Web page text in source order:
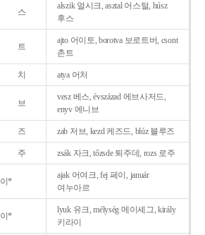
스
alszik 얼시크, asztal 어스털, húsz
후스
트
ajto 어이토, borotva 보로트버, csont
촌트
치 atya 어처
브
vesz 베스, évszázad 에브사저드,
enyv 에니브
즈 zab 저브, kezd 케즈드, blúz 블루즈
주 zsák 자크, tőzsde 퇴주데, rozs 로주
이*
ajak 어여크, fej 페이, január
여누아르
이*
lyuk 유크, mélység 메이셰그, király
키라이